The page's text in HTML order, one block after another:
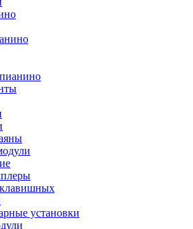
установки